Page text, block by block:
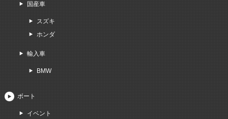
国産車
スズキ
ホンダ
輸入車
BMW
ボート
イベント